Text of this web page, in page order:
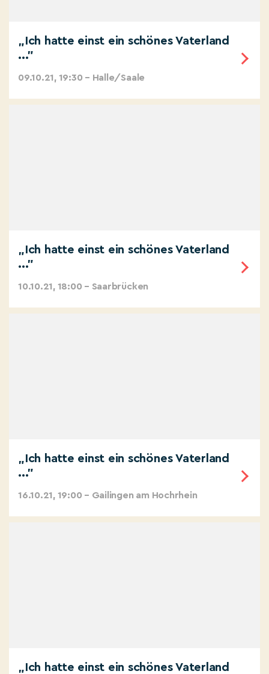
„Ich hatte einst ein schönes Vaterland
..."
09.10.21, 19:30 – Halle/Saale
„Ich hatte einst ein schönes Vaterland
..."
10.10.21, 18:00 – Saarbrücken
„Ich hatte einst ein schönes Vaterland
..."
16.10.21, 19:00 – Gailingen am Hochrhein
„Ich hatte einst ein schönes Vaterland